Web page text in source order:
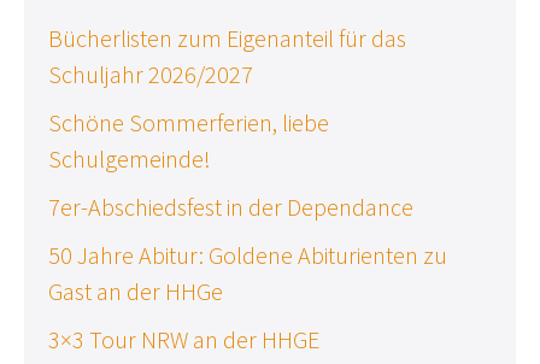
Bücherlisten zum Eigenanteil für das
Schuljahr 2026/2027
Schöne Sommerferien, liebe
Schulgemeinde!
7er-Abschiedsfest in der Dependance
50 Jahre Abitur: Goldene Abiturienten zu
Gast an der HHGe
3×3 Tour NRW an der HHGE